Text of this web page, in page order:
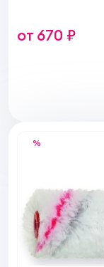
от 670 ₽
%